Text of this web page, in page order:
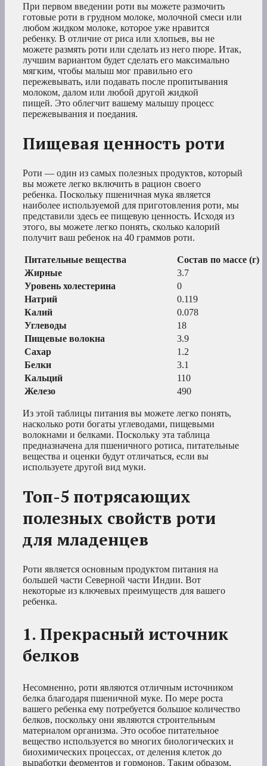
При первом введении роти вы можете размочить
готовые роти в грудном молоке, молочной смеси или
любом жидком молоке, которое уже нравится
ребенку. В отличие от риса или хлопьев, вы не
можете размять роти или сделать из него пюре. Итак,
лучшим вариантом будет сделать его максимально
мягким, чтобы малыш мог правильно его
пережевывать, или подавать после пропитывания
молоком, далом или любой другой жидкой
пищей. Это облегчит вашему малышу процесс
пережевывания и поедания.
Пищевая ценность роти
Роти — один из самых полезных продуктов, который
вы можете легко включить в рацион своего
ребенка. Поскольку пшеничная мука является
наиболее используемой для приготовления роти, мы
представили здесь ее пищевую ценность. Исходя из
этого, вы можете легко понять, сколько калорий
получит ваш ребенок на 40 граммов роти.
Питательные вещества
Состав по массе (г)
Жирные
3.7
Уровень холестерина
0
Натрий
0.119
Калий
0.078
Углеводы
18
Пищевые волокна
3.9
Сахар
1.2
Белки
3.1
Кальций
110
Железо
490
Из этой таблицы питания вы можете легко понять,
насколько роти богаты углеводами, пищевыми
волокнами и белками. Поскольку эта таблица
предназначена для пшеничного ротиса, питательные
вещества и оценки будут отличаться, если вы
используете другой вид муки.
Топ-5 потрясающих
полезных свойств роти
для младенцев
Роти является основным продуктом питания на
большей части Северной части Индии. Вот
некоторые из ключевых преимуществ для вашего
ребенка.
1. Прекрасный источник
белков
Несомненно, роти являются отличным источником
белка благодаря пшеничной муке. По мере роста
вашего ребенка ему потребуется большое количество
белков, поскольку они являются строительным
материалом организма. Это особое питательное
вещество используется во многих биологических и
биохимических процессах, от деления клеток до
выработки ферментов и гормонов. Таким образом,